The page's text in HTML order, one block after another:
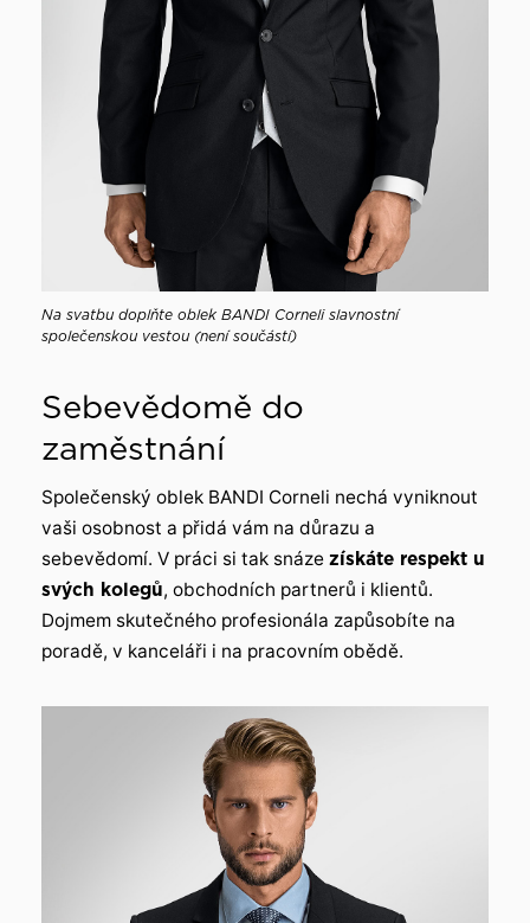
Na svatbu doplňte oblek BANDI Corneli slavnostní
společenskou vestou (není součástí)
Sebevědomě do
zaměstnání
Společenský oblek BANDI Corneli nechá vyniknout
vaši osobnost a přidá vám na důrazu a
sebevědomí. V práci si tak snáze získáte respekt u
svých kolegů, obchodních partnerů i klientů.
Dojmem skutečného profesionála zapůsobíte na
poradě, v kanceláři i na pracovním obědě.